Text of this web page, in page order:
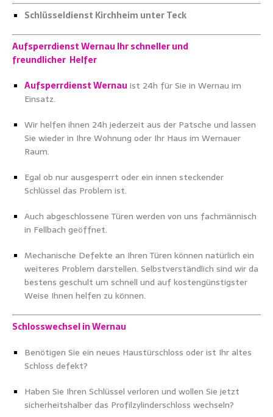
Schlüsseldienst Kirchheim unter Teck
Aufsperrdienst Wernau Ihr schneller und
freundlicher Helfer
Aufsperrdienst Wernau ist 24h für Sie in Wernau im
Einsatz.
Wir helfen ihnen 24h jederzeit aus der Patsche und lassen
Sie wieder in Ihre Wohnung oder Ihr Haus im Wernauer
Raum.
Egal ob nur ausgesperrt oder ein innen steckender
Schlüssel das Problem ist.
Auch abgeschlossene Türen werden von uns fachmännisch
in Fellbach geöffnet.
Mechanische Defekte an Ihren Türen können natürlich ein
weiteres Problem darstellen. Selbstverständlich sind wir da
bestens geschult um schnell und auf kostengünstigster
Weise Ihnen helfen zu können.
SchlosswechselinWernau
Benötigen Sie ein neues Haustürschloss oder ist Ihr altes
Schloss defekt?
Haben Sie Ihren Schlüssel verloren und wollen Sie jetzt
sicherheitshalber das Profilzylinderschloss wechseln?